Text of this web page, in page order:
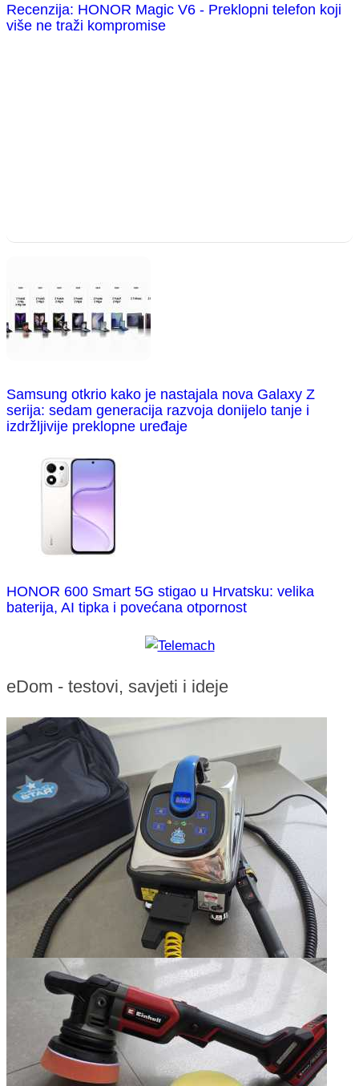
Recenzija: HONOR Magic V6 - Preklopni telefon koji
više ne traži kompromise
Samsung otkrio kako je nastajala nova Galaxy Z
serija: sedam generacija razvoja donijelo tanje i
izdržljivije preklopne uređaje
HONOR 600 Smart 5G stigao u Hrvatsku: velika
baterija, AI tipka i povećana otpornost
eDom - testovi, savjeti i ideje